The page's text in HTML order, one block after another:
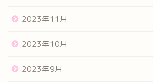
2023年11月
2023年10月
2023年9月